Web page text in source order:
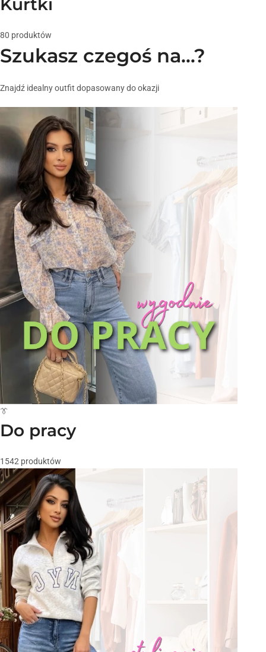
80 produktów
Szukasz czegoś na…?
Znajdź idealny outfit dopasowany do okazji
👔
Do pracy
1542 produktów